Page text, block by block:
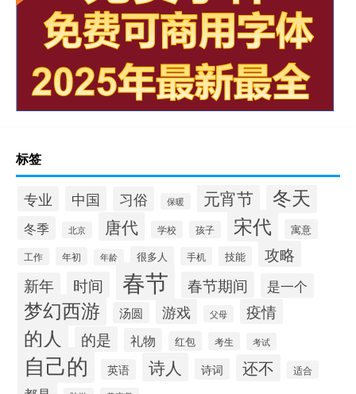
标签
专业 中国 习俗 保暖 元宵节 冬天
冬季 北京 唐代 学校 孩子 宋代 寓意
工作 年初 年龄 很多人 手机 技能 攻略
新年 时间 春节 春节期间 是一个
梦幻西游 汤圆 游戏 父母 疫情
的人 的是 礼物 红包 考生 考试
自己的 英语 诗人 诗词 还不 适合